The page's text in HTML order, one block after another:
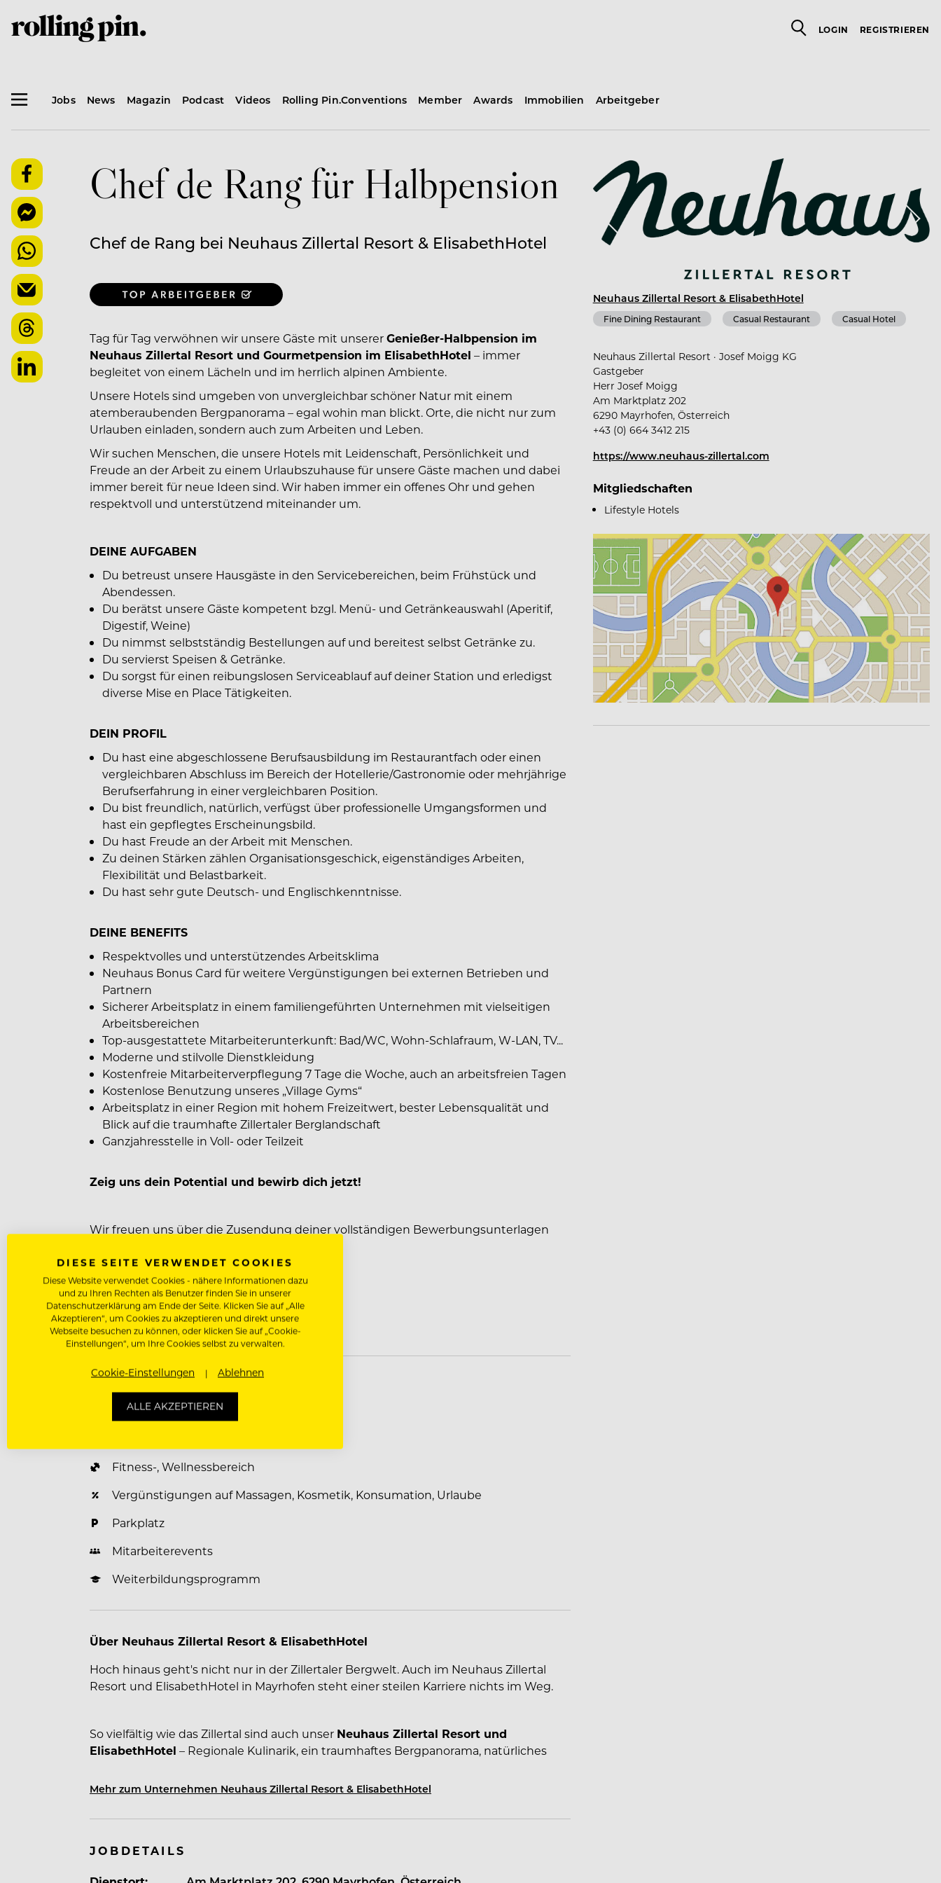
LOGIN REGISTRIEREN
Jobs News Magazin Podcast Videos Rolling Pin.Conventions Member Awards Immobilien Arbeitgeber
Chef de Rang für Halbpension
Chef de Rang bei Neuhaus Zillertal Resort & ElisabethHotel
Tag für Tag verwöhnen wir unsere Gäste mit unsererGenießer-Halbpension im
Neuhaus Zillertal Resort und Gourmetpension im ElisabethHotel – immer
begleitet von einem Lächeln und im herrlich alpinen Ambiente.
Unsere Hotels sind umgeben von unvergleichbar schöner Natur mit einem
atemberaubenden Bergpanorama – egal wohin man blickt. Orte, die nicht nur zum
Urlauben einladen, sondern auch zum Arbeiten und Leben.
Wir suchen Menschen, die unsere Hotels mit Leidenschaft, Persönlichkeit und
Freude an der Arbeit zu einem Urlaubszuhause für unsere Gäste machen und dabei
immer bereit für neue Ideen sind. Wir haben immer ein offenes Ohr und gehen
respektvoll und unterstützend miteinander um.
DEINE AUFGABEN
Du betreust unsere Hausgäste in den Servicebereichen, beim Frühstück und
Abendessen.
Du berätst unsere Gäste kompetent bzgl. Menü- und Getränkeauswahl (Aperitif,
Digestif, Weine)
Du nimmst selbstständig Bestellungen auf und bereitest selbst Getränke zu.
Du servierst Speisen & Getränke.
Du sorgst für einen reibungslosen Serviceablauf auf deiner Station und erledigst
diverse Mise en Place Tätigkeiten.
DEIN PROFIL
Du hast eine abgeschlossene Berufsausbildung im Restaurantfach oder einen
vergleichbaren Abschluss im Bereich der Hotellerie/Gastronomie oder mehrjährige
Berufserfahrung in einer vergleichbaren Position.
Du bist freundlich, natürlich, verfügst über professionelle Umgangsformen und
hast ein gepflegtes Erscheinungsbild.
Du hast Freude an der Arbeit mit Menschen.
Zu deinen Stärken zählen Organisationsgeschick, eigenständiges Arbeiten,
Flexibilität und Belastbarkeit.
Du hast sehr gute Deutsch- und Englischkenntnisse.
DEINE BENEFITS
Respektvolles und unterstützendes Arbeitsklima
Neuhaus Bonus Card für weitere Vergünstigungen bei externen Betrieben und
Partnern
Sicherer Arbeitsplatz in einem familiengeführten Unternehmen mit vielseitigen
Arbeitsbereichen
Top-ausgestattete Mitarbeiterunterkunft: Bad/WC, Wohn-Schlafraum, W-LAN, TV...
Moderne und stilvolle Dienstkleidung
Kostenfreie Mitarbeiterverpflegung 7 Tage die Woche, auch an arbeitsfreien Tagen
Kostenlose Benutzung unseres „Village Gyms“
Arbeitsplatz in einer Region mit hohem Freizeitwert, bester Lebensqualität und
Blick auf die traumhafte Zillertaler Berglandschaft
Ganzjahresstelle in Voll- oder Teilzeit
Zeig uns dein Potential und bewirb dich jetzt!
Wir freuen uns über die Zusendung deiner vollständigen Bewerbungsunterlagen
j.moigg@neuhaus-zillertal.com
oder
sebastian@elisabethhotel.com
Unterkunft Vergünstigt / Kostenlos
Fitness-, Wellnessbereich
Vergünstigungen auf Massagen, Kosmetik, Konsumation, Urlaube
Parkplatz
Mitarbeiterevents
Weiterbildungsprogramm
Über Neuhaus Zillertal Resort & ElisabethHotel
Hoch hinaus geht's nicht nur in der Zillertaler Bergwelt. Auch im Neuhaus Zillertal
Resort und ElisabethHotel in Mayrhofen steht einer steilen Karriere nichts im Weg.
So vielfältig wie das Zillertal sind auch unser Neuhaus Zillertal Resort und
ElisabethHotel – Regionale Kulinarik, ein traumhaftes Bergpanorama, natürliches
unvergleichlich abwechslungsreiches Urlaubserlebnis.
Neuhaus Zillertal Resort – Zuhause der Vielfalt. Heimat des Erlebens.
Mehr zum Unternehmen Neuhaus Zillertal Resort & ElisabethHotel
JOBDETAILS
Neuhaus Zillertal Resort & ElisabethHotel
Fine Dining Restaurant Casual Restaurant Casual Hotel
Neuhaus Zillertal Resort · Josef Moigg KG
Gastgeber
Herr Josef Moigg
Am Marktplatz 202
6290 Mayrhofen, Österreich
+43 (0) 664 3412 215
https://www.neuhaus-zillertal.com
Mitgliedschaften
Lifestyle Hotels
DIESE SEITE VERWENDET COOKIES
Diese Website verwendet Cookies - nähere Informationen dazu
und zu Ihren Rechten als Benutzer finden Sie in unserer
Datenschutzerklärung am Ende der Seite. Klicken Sie auf „Alle
Akzeptieren“, um Cookies zu akzeptieren und direkt unsere
Webseite besuchen zu können, oder klicken Sie auf „Cookie-
Einstellungen“, um Ihre Cookies selbst zu verwalten.
Cookie-Einstellungen Ablehnen
ALLE AKZEPTIEREN